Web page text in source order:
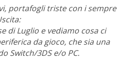
portafogli triste con i sempre
di Luglio e vediamo cosa ci
da gioco, che sia una
Switch/3DS e/o PC.